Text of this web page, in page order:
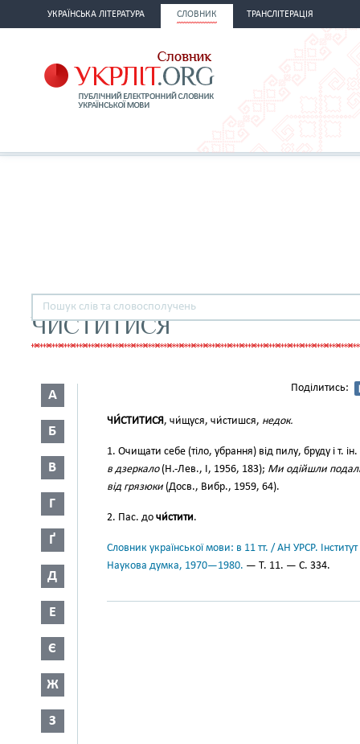
УКРАЇНСЬКА ЛІТЕРАТУРА СЛОВНИК ТРАНСЛІТЕРАЦІЯ
ЧИСТИТИСЯ
А
Б
В
Г
Ґ
Д
Е
Є
Ж
З
Поділитись:
ЧИ́СТИТИСЯ, чи́щуся, чи́стишся, недок.
1. Очищати себе (тіло, убрання) від пилу, бруду і т. ін.
в дзеркало(Н.-Лев., І, 1956, 183); Ми одійшли
від грязюки (Досв., Вибр., 1959, 64).
2. Пас. до чи́стити.
Словник української мови: в 11 тт. / АН УРСР.
Наукова думка, 1970—1980. — Т. 11. — С. 334.